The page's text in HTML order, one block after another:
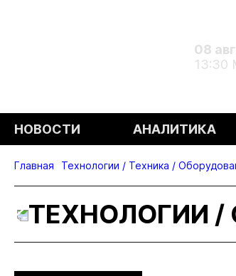
08
13:30
НОВОСТИ АНАЛИТИКА
Главная Технологии / Техника /
ТЕХНОЛОГИИ /